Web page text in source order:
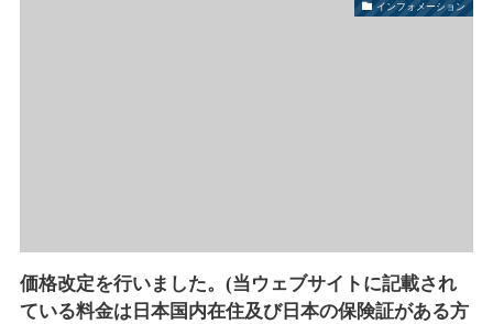
インフォメーション
価格改定を行いました。(当ウェブサイトに記載され
ている料金は日本国内在住及び日本の保険証がある方